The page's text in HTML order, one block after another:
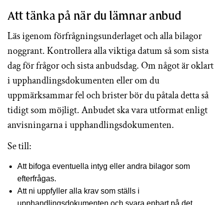
Att tänka på när du lämnar anbud
Läs igenom förfrågningsunderlaget och alla bilagor
noggrant. Kontrollera alla viktiga datum så som sista
dag för frågor och sista anbudsdag. Om något är oklart
i upphandlingsdokumenten eller om du
uppmärksammar fel och brister bör du påtala detta så
tidigt som möjligt. Anbudet ska vara utformat enligt
anvisningarna i upphandlingsdokumenten.
Se till:
Att bifoga eventuella intyg eller andra bilagor som
efterfrågas.
Att ni uppfyller alla krav som ställs i
upphandlingsdokumenten och svara enbart på det